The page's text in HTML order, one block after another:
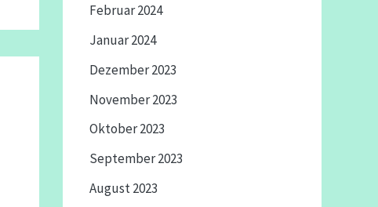
Februar 2024
Januar 2024
Dezember 2023
November 2023
Oktober 2023
September 2023
August 2023